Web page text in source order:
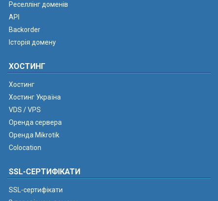
Реселлінг доменів
API
Backorder
Історія домену
ХОСТИНГ
Хостинг
Хостинг Україна
VDS / VPS
Оренда сервера
Оренда Mikrotik
Colocation
SSL-СЕРТИФІКАТИ
SSL-сертифікати